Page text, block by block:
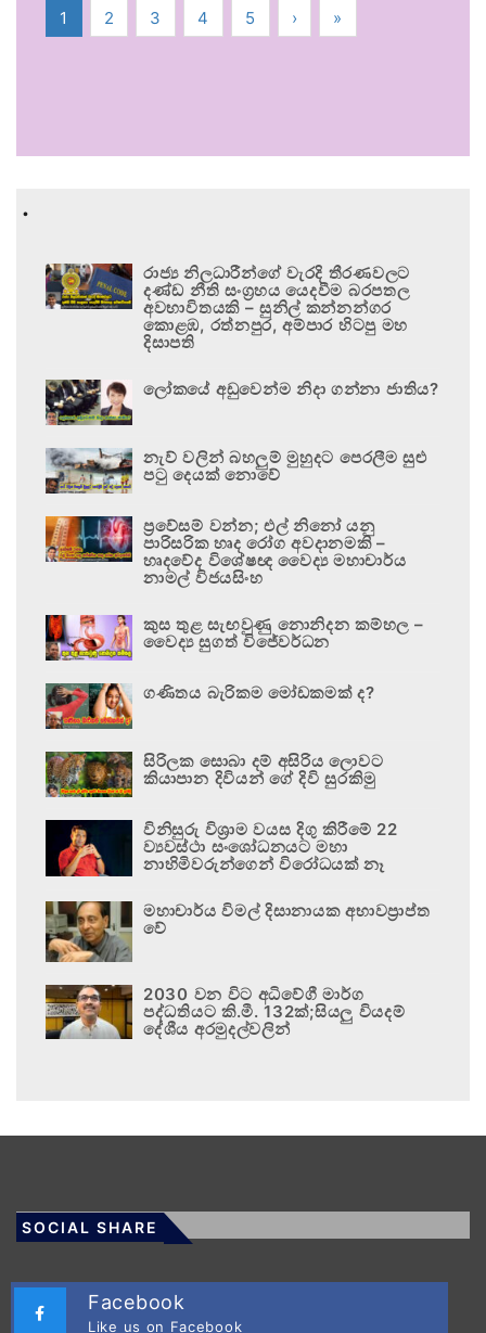
1 2 3 4 5 › »
.
රාජ්‍ය නිලධාරීන්ගේ වැරදි තීරණවලට
දණ්ඩ නීති සංග්‍රහය යෙදවීම බරපතල
අවභාවිතයකි – සුනිල් කන්නන්ගර
කොළඹ, රත්නපුර, අම්පාර හිටපු මහ
දිසාපති
ලෝකයේ අඩුවෙන්ම නිදා ගන්නා ජාතිය?
නැව් වලින් බහලුම් මුහුදට පෙරලීම සුළු
පටු දෙයක් නොවේ
ප්‍රවේසම් වන්න; එල් නිනෝ යනු
පාරිසරික හෘද රෝග අවදානමකි –
හෘදවේද විශේෂඥ වෛද්‍ය මහාචාර්ය
නාමල් විජයසිංහ
කුස තුළ සැඟවුණු නොනිදන කම්හල –
වෛද්‍ය සුගත් විජේවර්ධන
ගණිතය බැරිකම මෝඩකමක් ද?
සිරිලක සොබා දම් අසිරිය ලොවට
කියාපාන දිවියන් ගේ දිවි සුරකිමු
විනිසුරු විශ්‍රාම වයස දිගු කිරීමේ 22
ව්‍යවස්ථා සංශෝධනයට මහා
නාහිමිවරුන්ගෙන් විරෝධයක් නෑ
මහාචාර්ය විමල් දිසානායක අභාවප්‍රාප්ත
වේ
2030 වන විට අධිවේගී මාර්ග
පද්ධතියට කි.මී. 132ක්;සියලු වියදම්
දේශීය අරමුදල්වලින්
SOCIAL SHARE
Facebook
Like us on Facebook